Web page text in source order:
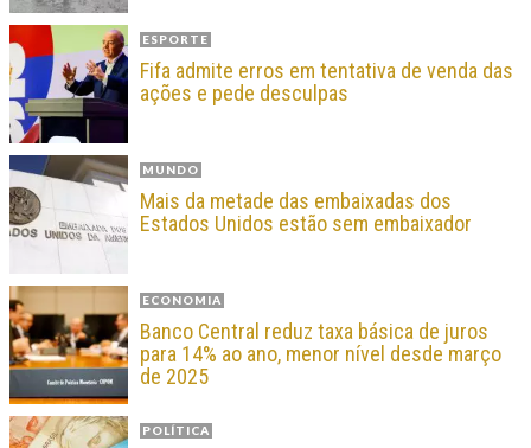
ESPORTE
Fifa admite erros em tentativa de venda das
ações e pede desculpas
MUNDO
Mais da metade das embaixadas dos
Estados Unidos estão sem embaixador
ECONOMIA
Banco Central reduz taxa básica de juros
para 14% ao ano, menor nível desde março
de 2025
POLÍTICA